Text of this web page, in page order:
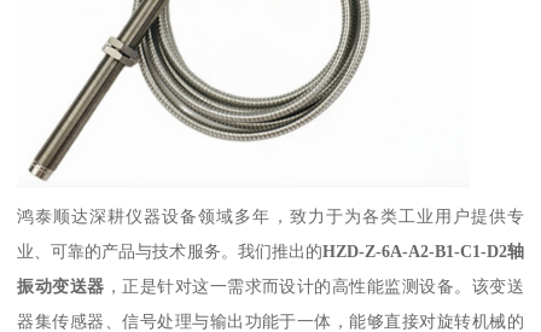
鸿泰顺达深耕仪器设备领域多年，致力于为各类工业用户提供专
业、可靠的产品与技术服务。我们推出的HZD-Z-6A-A2-B1-C1-D2轴
振动变送器 ，正是针对这一需求而设计的高性能监测设备。该变送
器集传感器、信号处理与输出功能于一体，能够直接对旋转机械的